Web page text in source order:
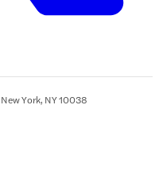
York, NY 10038